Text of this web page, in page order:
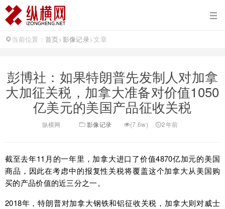
当前位置： 首页>影像记录>文章
彭博社：如果特朗普先发制人对加拿
大加征关税，加拿大准备对价值1050
亿美元的美国产品征收关税
纵横网 影像记录 (7.6w) 2年前
截至去年11月的一年里，加拿大进口了价值4870亿加元的美国
商品，因此在考虑中的报复性关税将覆盖这个加拿大从美国购
买的产品价值的近三分之一。
2018年，特朗普对加拿大钢铁和铝征收关税，加拿大则对威士